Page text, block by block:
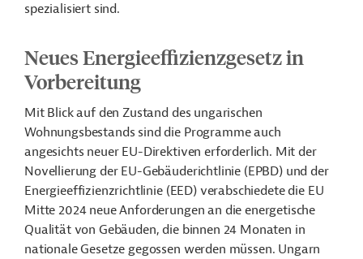
spezialisiert sind.
Neues Energieeffizienzgesetz in
Vorbereitung
Mit Blick auf den Zustand des ungarischen
Wohnungsbestands sind die Programme auch
angesichts neuer EU-Direktiven erforderlich. Mit der
Novellierung der EU-Gebäuderichtlinie (EPBD) und der
Energieeffizienzrichtlinie (EED) verabschiedete die EU
Mitte 2024 neue Anforderungen an die energetische
Qualität von Gebäuden, die binnen 24 Monaten in
nationale Gesetze gegossen werden müssen. Ungarn